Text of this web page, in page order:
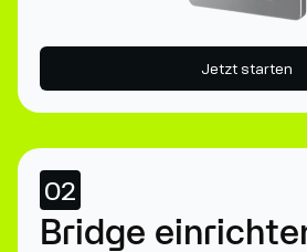
Jetzt starten
02
Bridge